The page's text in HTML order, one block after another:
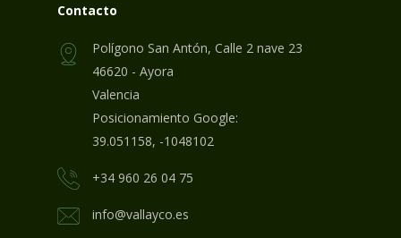
Contacto
Polígono San Antón, Calle 2 nave 23
46620 - Ayora
Valencia
Posicionamiento Google:
39.051158, -1048102
+34 960 26 04 75
info@vallayco.es